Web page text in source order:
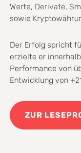
Werte, Derivate,
sowie
Der Erfolg spricht
erzielte er
Performance von
Entwicklung von
ZUR